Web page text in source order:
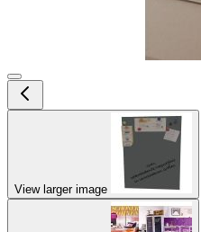
View larger image